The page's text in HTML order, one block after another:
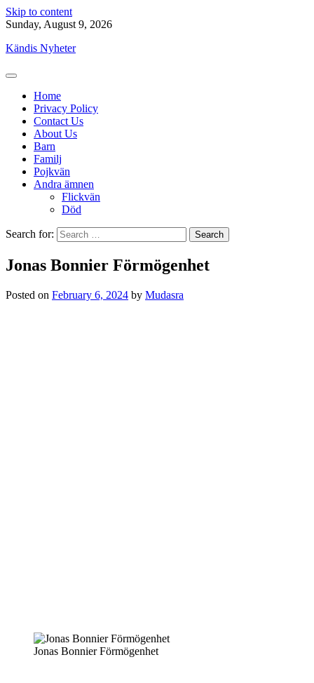
Skip to content
Sunday, August 9, 2026
Kändis Nyheter
Home
Privacy Policy
Contact Us
About Us
Barn
Familj
Pojkvän
Andra ämnen
Flickvän
Död
Search for:
Jonas Bonnier Förmögenhet
Posted on February 6, 2024 by Mudasra
Jonas Bonnier Förmögenhet